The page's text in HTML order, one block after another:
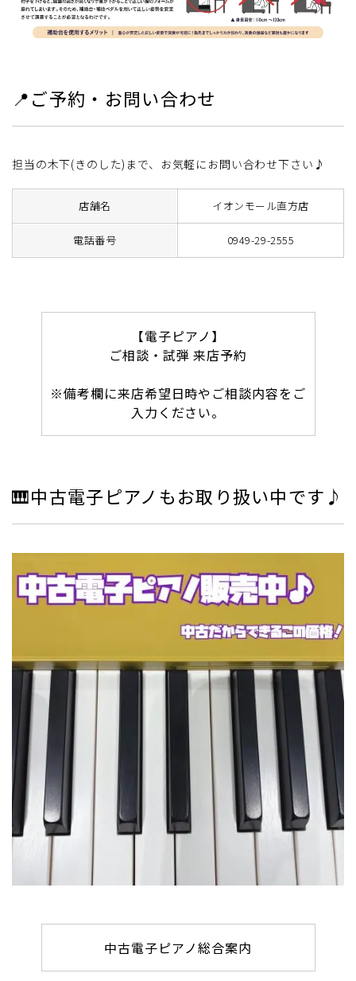
📍ご予約・お問い合わせ
担当の木下(きのした)まで、お気軽にお問い合わせ下さい♪
店舗名 イオンモール直方店
電話番号 0949-29-2555
【電子ピアノ】
ご相談・試弾 来店予約
※備考欄に来店希望日時やご相談内容をご
入力ください。
🎹中古電子ピアノもお取り扱い中です♪
中古電子ピアノ総合案内